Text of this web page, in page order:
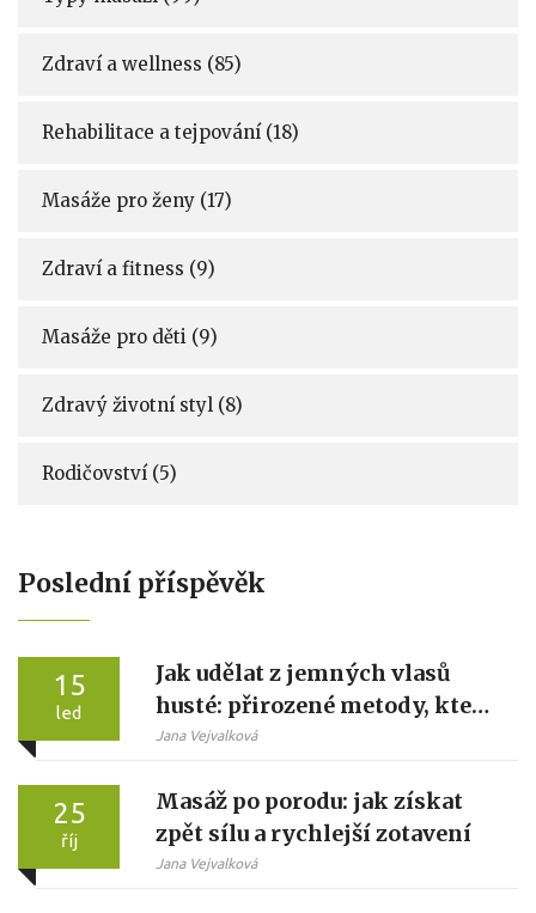
Zdraví a wellness (85)
Rehabilitace a tejpování (18)
Masáže pro ženy (17)
Zdraví a fitness (9)
Masáže pro děti (9)
Zdravý životní styl (8)
Rodičovství (5)
Poslední příspěvěk
15
led
Jak udělat z jemných vlasů
husté: přirozené metody, které
skutečně fungují
Jana Vejvalková
25
říj
Masáž po porodu: jak získat
zpět sílu a rychlejší zotavení
Jana Vejvalková